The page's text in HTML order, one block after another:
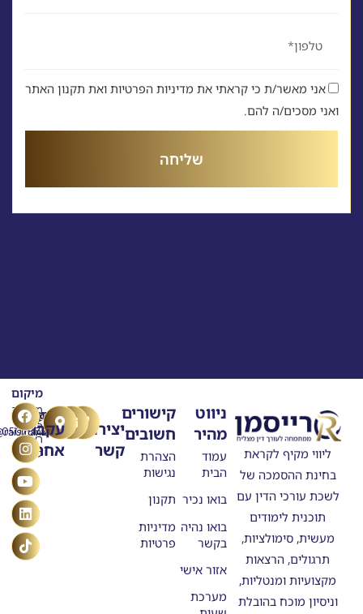
אני מאשר/ת כי קראתי את מדיניות הפרטיות ואת תקנון האתר
ואני מסכים/ה להם.
שליחה
ליווי מקיף לקראת
בחינת ההסמכה של
לשכת עורכי הדין עם
תוכנית לימודים
מעשית, סימולציות,
תרגולים, הרצאות
מקצועיות ומנטליות,
וניסיון מוכח בהובלת
ניווט
מהיר
עמוד
הבית
בואו נכיר
בואו נהיה
בקשר
אזור אישי
מערכת
קישורים
חשובים
הצהרת
נגישות
תקנון
מדיניות
פרטיות
יצירת
קשר
טלפון
0507875558
דוא"ל
ask@raisman.ac
מיקום
מרילנד
5
ראשון
לציון
עקבו
אחרינו
F
a
c
e
o
o
I
n
s
t
g
m
Y
o
u
t
b
e
L
i
n
k
d
T
i
k
t